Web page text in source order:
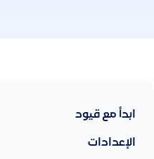
ابدأ مع قيود
الإعدادات